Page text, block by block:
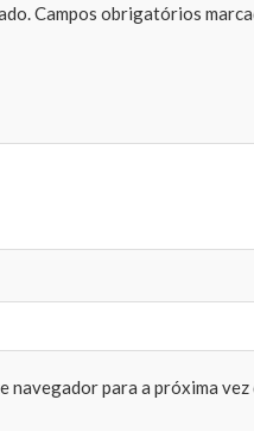
Campos obrigatórios
navegador para a próxima vez